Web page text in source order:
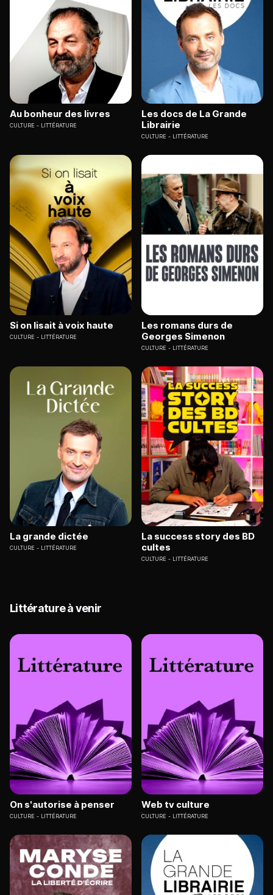
Au bonheur des livres
CULTURE LITTÉRATURE
Les docs de La Grande
Librairie
CULTURE LITTÉRATURE
Si on lisait à voix haute
CULTURE LITTÉRATURE
Les romans durs de
Georges Simenon
CULTURE LITTÉRATURE
La grande dictée
CULTURE LITTÉRATURE
La success story des BD
cultes
CULTURE LITTÉRATURE
Littérature à venir
On s'autorise à penser
CULTURE LITTÉRATURE
Web tv culture
CULTURE LITTÉRATURE